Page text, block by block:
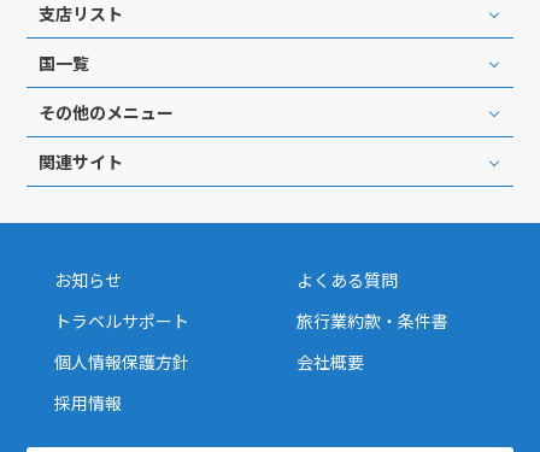
支店リスト
国一覧
その他のメニュー
関連サイト
お知らせ
よくある質問
トラベルサポート
旅行業約款・条件書
個人情報保護方針
会社概要
採用情報